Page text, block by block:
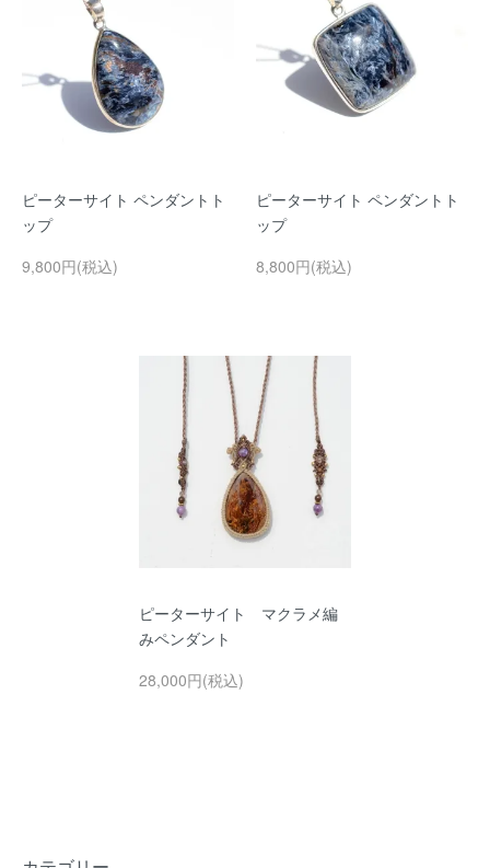
ピーターサイト ペンダントト
ップ
9,800円(税込)
ピーターサイト ペンダントト
ップ
8,800円(税込)
ピーターサイト マクラメ編
みペンダント
28,000円(税込)